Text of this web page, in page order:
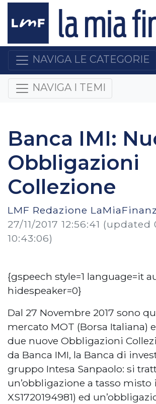
NAVIGA LE CATEGORIE
NAVIGA I TEMI
Banca IMI:
Obbligazioni
Collezione
LMF Redazione
27/11/2017 12:56:41 (updated
10:43:06)
{gspeech style=1 language=it
hidespeaker=0}
Dal 27 Novembre 2017 sono
mercato MOT (Borsa Italiana)
due nuove Obbligazioni
da Banca IMI, la Banca di
gruppo Intesa Sanpaolo: si
un’obbligazione a tasso misto
XS1720194981) ed